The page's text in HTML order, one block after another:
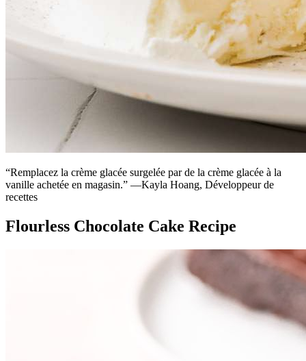
“Remplacez la crème glacée surgelée par de la crème glacée à la
vanille achetée en magasin.” —Kayla Hoang, Développeur de
recettes
Flourless Chocolate Cake Recipe